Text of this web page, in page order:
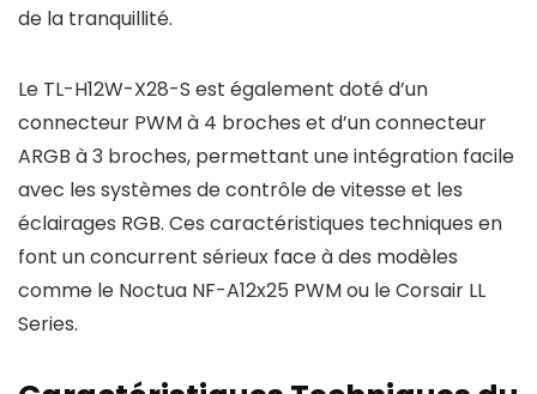
de la tranquillité.
Le TL-H12W-X28-S est également doté d’un
connecteur PWM à 4 broches et d’un connecteur
ARGB à 3 broches, permettant une intégration facile
avec les systèmes de contrôle de vitesse et les
éclairages RGB. Ces caractéristiques techniques en
font un concurrent sérieux face à des modèles
comme le Noctua NF-A12x25 PWM ou le Corsair LL
Series.